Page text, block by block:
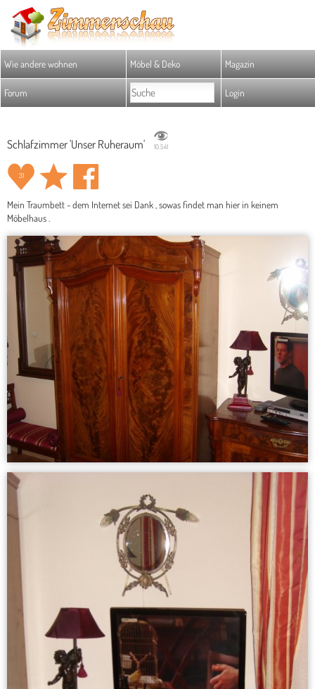
Wie andere wohnen Möbel & Deko Magazin
Forum Login
Schlafzimmer 'Unser Ruheraum' 10.541
31
Mein Traumbett - dem Internet sei Dank , sowas findet man hier in keinem
Möbelhaus .